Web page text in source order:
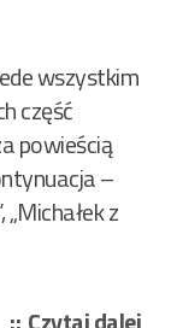
wszystkim
część
powieścią
–
z